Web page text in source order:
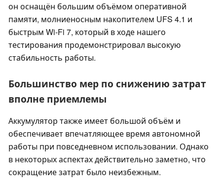
он оснащён большим объёмом оперативной
памяти, молниеносным накопителем UFS 4.1 и
быстрым Wi-Fi 7, который в ходе нашего
тестирования продемонстрировал высокую
стабильность работы.
Большинство мер по снижению затрат
вполне приемлемы
Аккумулятор также имеет большой объём и
обеспечивает впечатляющее время автономной
работы при повседневном использовании. Однако
в некоторых аспектах действительно заметно, что
сокращение затрат было неизбежным.